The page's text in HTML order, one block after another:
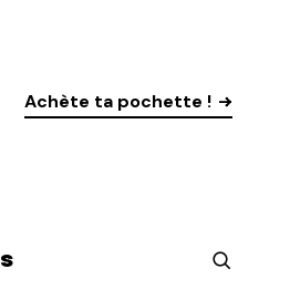
Achète ta pochette !